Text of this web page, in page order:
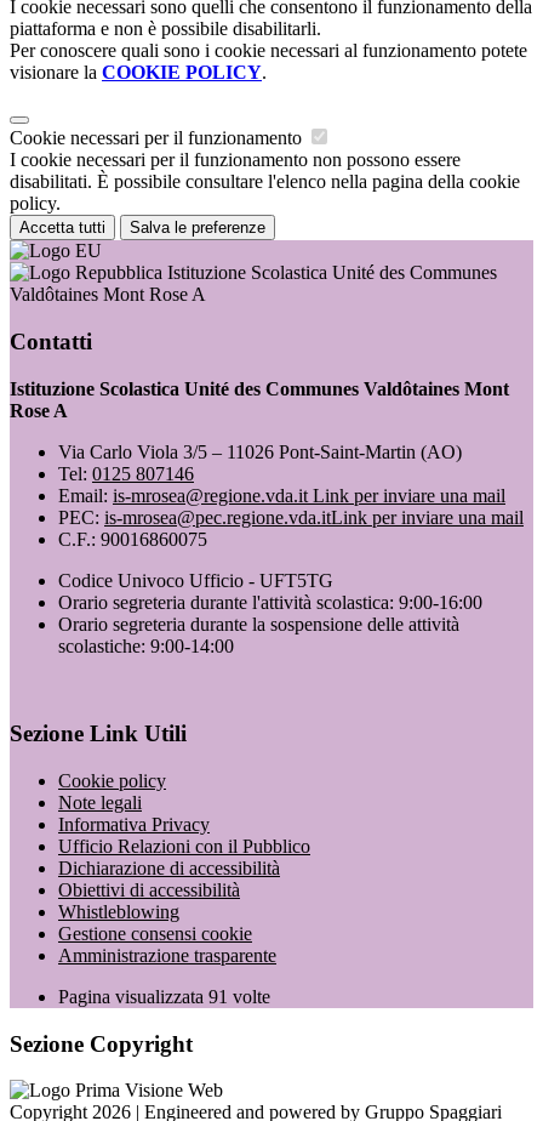
I cookie necessari sono quelli che consentono il funzionamento della
piattaforma e non è possibile disabilitarli.
Per conoscere quali sono i cookie necessari al funzionamento potete
visionare la COOKIE POLICY.
Cookie necessari per il funzionamento
I cookie necessari per il funzionamento non possono essere
disabilitati. È possibile consultare l'elenco nella pagina della cookie
policy.
Accetta tutti Salva le preferenze
Istituzione Scolastica Unité des Communes
Valdôtaines Mont Rose A
Contatti
Istituzione Scolastica Unité des Communes Valdôtaines Mont
Rose A
Via Carlo Viola 3/5 – 11026 Pont-Saint-Martin (AO)
Tel: 0125 807146
Email: is-mrosea@regione.vda.it Link per inviare una mail
PEC: is-mrosea@pec.regione.vda.itLink per inviare una mail
C.F.: 90016860075
Codice Univoco Ufficio - UFT5TG
Orario segreteria durante l'attività scolastica: 9:00-16:00
Orario segreteria durante la sospensione delle attività
scolastiche: 9:00-14:00
Sezione Link Utili
Cookie policy
Note legali
Informativa Privacy
Ufficio Relazioni con il Pubblico
Dichiarazione di accessibilità
Obiettivi di accessibilità
Whistleblowing
Gestione consensi cookie
Amministrazione trasparente
Pagina visualizzata 91 volte
Sezione Copyright
Copyright 2026 | Engineered and powered by Gruppo Spaggiari